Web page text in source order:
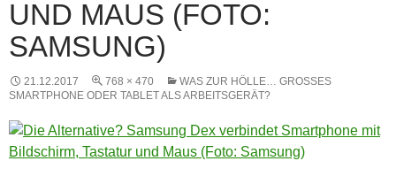
UND MAUS (FOTO:
SAMSUNG)
21.12.2017 768 × 470
WAS ZUR HÖLLE… GROSSES S
MARTPHONE ODER TABLET ALS ARBEITSGERÄT?